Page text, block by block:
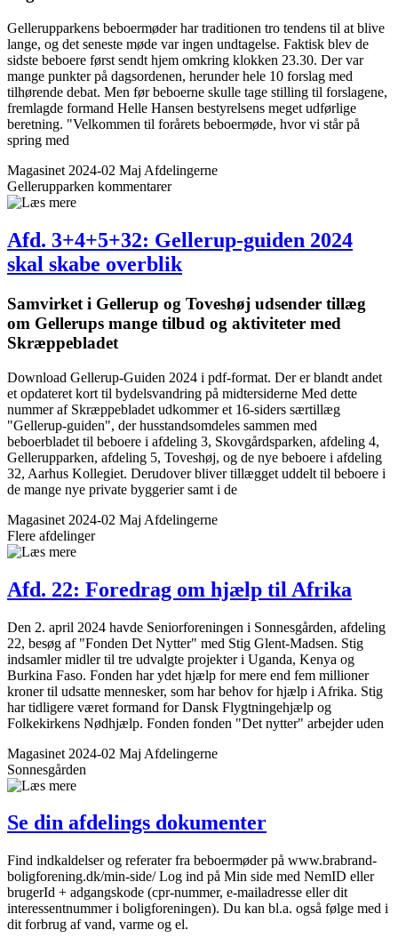
Gellerupparkens beboermøder har traditionen tro tendens til at blive
lange, og det seneste møde var ingen undtagelse. Faktisk blev de
sidste beboere først sendt hjem omkring klokken 23.30. Der var
mange punkter på dagsordenen, herunder hele 10 forslag med
tilhørende debat. Men før beboerne skulle tage stilling til forslagene,
fremlagde formand Helle Hansen bestyrelsens meget udførlige
beretning. "Velkommen til forårets beboermøde, hvor vi står på
spring med
Magasinet 2024-02 Maj Afdelingerne
Gellerupparken kommentarer
Afd. 3+4+5+32: Gellerup-guiden 2024
skal skabe overblik
Samvirket i Gellerup og Toveshøj udsender tillæg
om Gellerups mange tilbud og aktiviteter med
Skræppe­bladet
Download Gellerup-Guiden 2024 i pdf-format. Der er blandt andet
et opdateret kort til bydelsvandring på midtersiderne Med dette
nummer af Skræppebladet udkommer et 16-siders særtillæg
"Gellerup-guiden", der husstandsomdeles sammen med
beboerbladet til beboere i afdeling 3, Skovgårdsparken, afdeling 4,
Gellerupparken, afdeling 5, Toveshøj, og de nye beboere i afdeling
32, Aarhus Kollegiet. Derudover bliver tillægget uddelt til beboere i
de mange nye private byggerier samt i de
Magasinet 2024-02 Maj Afdelingerne
Flere afdelinger
Afd. 22: Foredrag om hjælp til Afrika
Den 2. april 2024 havde Seniorforeningen i Sonnesgården, afdeling
22, besøg af "Fonden Det Nytter" med Stig Glent-Madsen. Stig
indsamler midler til tre udvalgte projekter i Uganda, Kenya og
Burkina Faso. Fonden har ydet hjælp for mere end fem millioner
kroner til udsatte mennesker, som har behov for hjælp i Afrika. Stig
har tidligere været formand for Dansk Flygtningehjælp og
Folkekirkens Nødhjælp. Fonden fonden "Det nytter" arbejder uden
Magasinet 2024-02 Maj Afdelingerne
Sonnesgården
Se din afdelings dokumenter
Find indkaldelser og referater fra beboermøder på www.brabrand-
boligforening.dk/min-side/ Log ind på Min side med NemID eller
brugerId + adgangskode (cpr-nummer, e-mailadresse eller dit
interessentnummer i boligforeningen). Du kan bl.a. også følge med i
dit forbrug af vand, varme og el.